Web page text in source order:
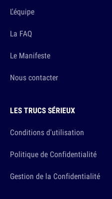
L'équipe
La FAQ
Le Manifeste
Nous contacter
LES TRUCS SÉRIEUX
Conditions d'utilisation
Politique de Confidentialité
Gestion de la Confidentialité